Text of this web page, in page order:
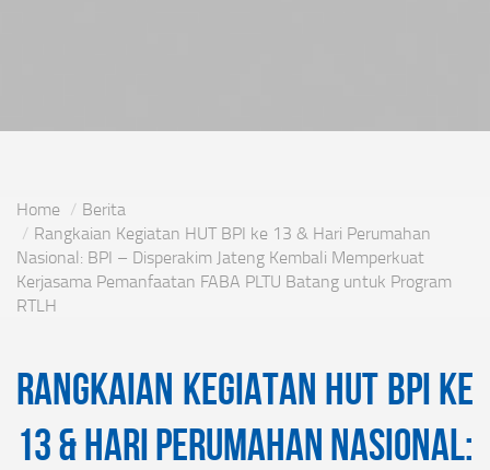
Home
Berita
Rangkaian Kegiatan HUT BPI ke 13 & Hari Perumahan
Nasional: BPI – Disperakim Jateng Kembali Memperkuat
Kerjasama Pemanfaatan FABA PLTU Batang untuk Program
RTLH
Rangkaian Kegiatan HUT BPI ke
13 & Hari Perumahan Nasional: